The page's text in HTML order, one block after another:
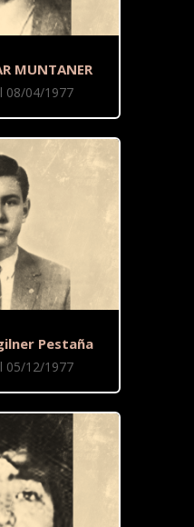
MUNTANER
08/04/1977
Pestaña
05/12/1977